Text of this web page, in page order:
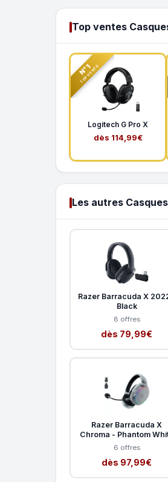
Top ventes
N°1
TOP VENTE
Logitech G Pro X
dès 114,99€
Les autres
Razer Barracuda X
Black
8 offres
dès 79,99€
Razer Barracuda X
Chroma - Phantom
6 offres
dès 97,99€